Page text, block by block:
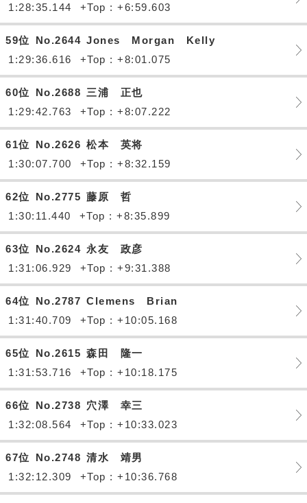
1:28:35.144
+Top : +6:59.603
59位 No.2644 Jones Morgan Kelly
1:29:36.616
+Top : +8:01.075
60位 No.2688 三浦 正也
1:29:42.763
+Top : +8:07.222
61位 No.2626 松本 英将
1:30:07.700
+Top : +8:32.159
62位 No.2775 藤原 哲
1:30:11.440
+Top : +8:35.899
63位 No.2624 永友 政彦
1:31:06.929
+Top : +9:31.388
64位 No.2787 Clemens Brian
1:31:40.709
+Top : +10:05.168
65位 No.2615 森田 隆一
1:31:53.716
+Top : +10:18.175
66位 No.2738 穴澤 幸三
1:32:08.564
+Top : +10:33.023
67位 No.2748 清水 靖男
1:32:12.309
+Top : +10:36.768